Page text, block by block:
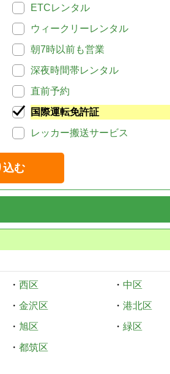
ETCレンタル
ウィークリーレンタル
朝7時以前も営業
深夜時間帯レンタル
直前予約
国際運転免許証
レッカー搬送サービス
込む
・ 西区 ・ 中区
・ 金沢区 ・ 港北区
・ 旭区 ・ 緑区
・ 都筑区